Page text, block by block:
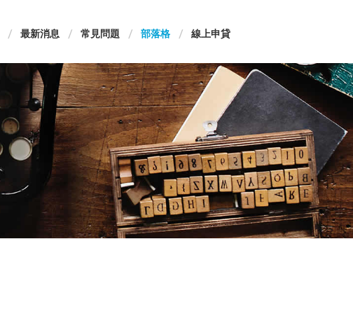
最新消息 常見問題 部落格 線上申貸